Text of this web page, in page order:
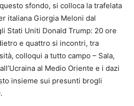
sfondo, si colloca la trafelata
italiana Giorgia Meloni dal
Stati Uniti Donald Trump: 20 ore
e quattro si incontri, tra
colloqui a tutto campo – Sala,
al Medio Oriente e i dazi
insieme sui presunti brogli